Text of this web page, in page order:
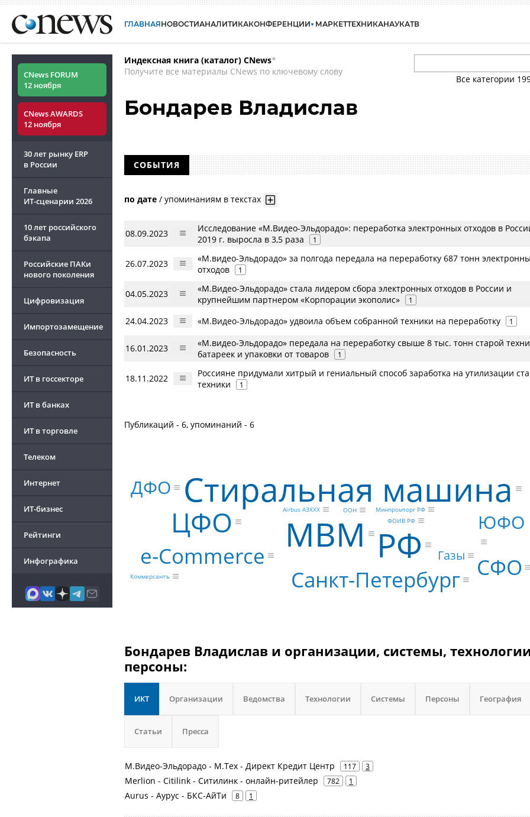
ГЛАВНАЯНОВОСТИАНАЛИТИКАКОНФЕРЕНЦИИ МАРКЕТТЕХНИКАНАУКАТВ
CNews FORUM
12 ноября
CNews AWARDS
12 ноября
30 лет рынку ERP
в России
Главные
ИТ-сценарии 2026
10 лет российского
бэкапа
Российские ПАКи
нового поколения
Цифровизация
Импортозамещение
Безопасность
ИТ в госсекторе
ИТ в банках
ИТ в торговле
Телеком
Интернет
ИТ-бизнес
Рейтинги
Инфографика
Индексная книга (каталог) CNews*
Получите все материалы CNews по ключевому слову
Все категории
Бондарев Владислав
СОБЫТИЯ
по дате / упоминаниям в текстах
08.09.2023
Исследование «М.Видео-Эльдорадо»: переработка электронных отходов в
2019 г. выросла в 3,5 раза
1
26.07.2023
«М.видео-Эльдорадо» за полгода передала на переработку 687 тонн
отходов
1
04.05.2023
«М.Видео-Эльдорадо» стала лидером сбора электронных отходов в России и
крупнейшим партнером «Корпорации экополис»
1
24.04.2023 «М.Видео-Эльдорадо» удвоила объем собранной техники на переработку 1
16.01.2023
«М.видео-Эльдорадо» передала на переработку свыше 8 тыс. тонн старой
батареек и упаковки от товаров
1
18.11.2022
Россияне придумали хитрый и гениальный способ заработка на утилизации
техники
1
Публикаций - 6, упоминаний - 6
МВМ
Стиральная машина
РФ
ЦФО
e-Commerce
Санкт-Петербург
СФО
ЮФО
ДФО
Газы
Минпромторг РФ
ФОИВ РФ
ООН
Airbus A3XXX
Коммерсантъ
Бондарев Владислав и организации, системы,
персоны:
ИКТ Организации Ведомства Технологии Системы Персоны География
Статьи Пресса
М.Видео-Эльдорадо - М.Тех - Директ Кредит Центр 117 3
Merlion - Citilink - Ситилинк - онлайн-ритейлер 782 1
Aurus - Аурус - БКС-АйТи 8 1